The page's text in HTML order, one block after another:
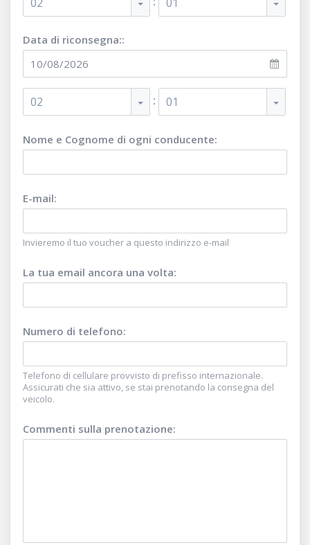
Data di riconsegna::
02 : 01
Nome e Cognome di ogni conducente:
E-mail:
Invieremo il tuo voucher a questo indirizzo e-mail
La tua email ancora una volta:
Numero di telefono:
Telefono di cellulare provvisto di prefisso internazionale.
Assicurati che sia attivo, se stai prenotando la consegna del
veicolo.
Commenti sulla prenotazione: